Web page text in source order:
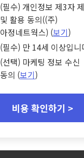
(필수) 개인정보 제3자
및 활용 동의((주)
아정네트웍스) (보기)
(필수) 만 14세 이상입니
(선택) 마케팅 정보 수신
동의 (보기)
비용 확인하기 >